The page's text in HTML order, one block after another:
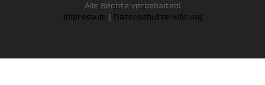
Alle Rechte vorbehalten!
Impressum
Datenschutzerklärung